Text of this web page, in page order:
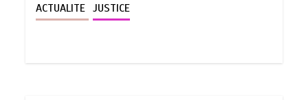
ACTUALITE JUSTICE